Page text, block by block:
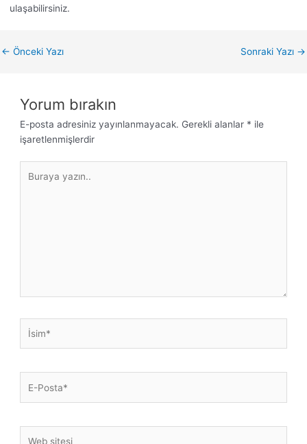
ulaşabilirsiniz.
← Önceki Yazı Sonraki Yazı →
Yorum bırakın
E-posta adresiniz yayınlanmayacak. Gerekli alanlar * ile
işaretlenmişlerdir
yazın..
Posta*